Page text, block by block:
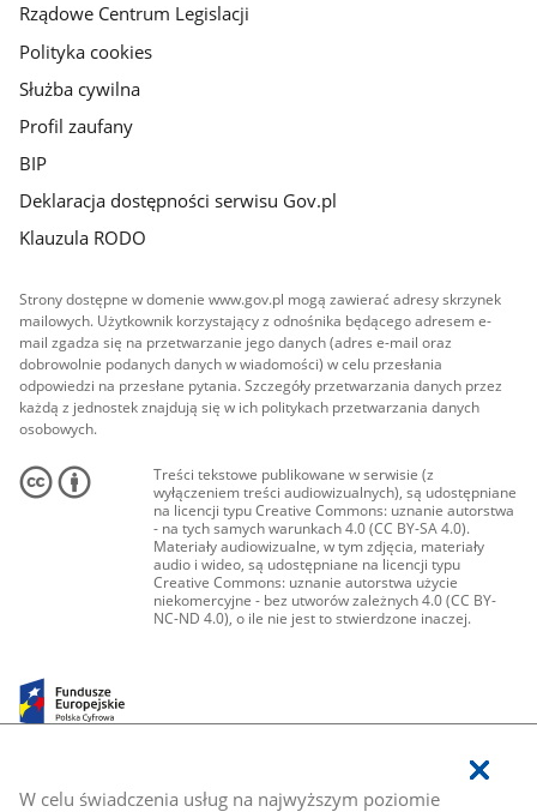
W celu świadczenia usług na najwyższym poziomie
Rządowe Centrum Legislacji
Polityka cookies
Służba cywilna
Profil zaufany
BIP
Deklaracja dostępności serwisu Gov.pl
Klauzula RODO
Strony dostępne w domenie www.gov.pl mogą zawierać adresy skrzynek
mailowych. Użytkownik korzystający z odnośnika będącego adresem e-
mail zgadza się na przetwarzanie jego danych (adres e-mail oraz
dobrowolnie podanych danych w wiadomości) w celu przesłania
odpowiedzi na przesłane pytania. Szczegóły przetwarzania danych przez
każdą z jednostek znajdują się w ich politykach przetwarzania danych
osobowych.
Treści tekstowe publikowane w serwisie (z
wyłączeniem treści audiowizualnych), są udostępniane
na licencji typu Creative Commons: uznanie autorstwa
- na tych samych warunkach 4.0 (CC BY-SA 4.0).
Materiały audiowizualne, w tym zdjęcia, materiały
audio i wideo, są udostępniane na licencji typu
Creative Commons: uznanie autorstwa użycie
niekomercyjne - bez utworów zależnych 4.0 (CC BY-
NC-ND 4.0), o ile nie jest to stwierdzone inaczej.